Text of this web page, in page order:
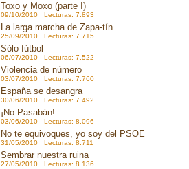
Toxo y Moxo (parte I)
09/10/2010 Lecturas: 7.893
La larga marcha de Zapa-tín
25/09/2010 Lecturas: 7.715
Sólo fútbol
06/07/2010 Lecturas: 7.522
Violencia de número
03/07/2010 Lecturas: 7.760
España se desangra
30/06/2010 Lecturas: 7.492
¡No Pasabán!
03/06/2010 Lecturas: 8.096
No te equivoques, yo soy del PSOE
31/05/2010 Lecturas: 8.711
Sembrar nuestra ruina
27/05/2010 Lecturas: 8.136